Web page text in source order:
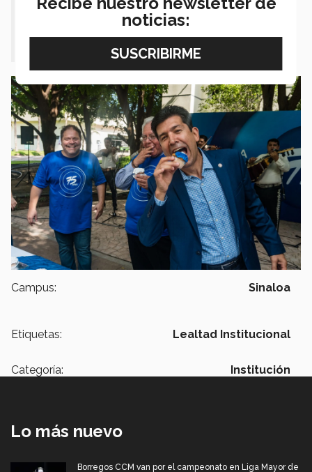
cómo poder rescatar a los
chavos más talentosos de la región”
Campus: Sinaloa
Etiquetas: Lealtad Institucional
Categoría: Institución
Lo más nuevo
Borregos CCM van por el campeonato en Liga Mayor de
noticias: